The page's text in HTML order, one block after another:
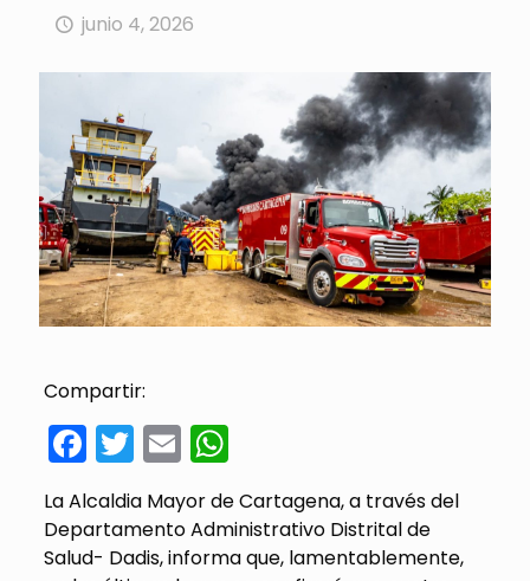
junio 4, 2026
Compartir:
Facebook
Twitter
EmailWhatsApp
La Alcaldia Mayor de Cartagena, a través del
Departamento Administrativo Distrital de
Salud- Dadis, informa que, lamentablemente,